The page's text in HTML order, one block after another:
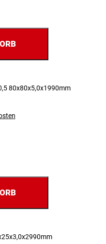
80x80x5,0x1990mm